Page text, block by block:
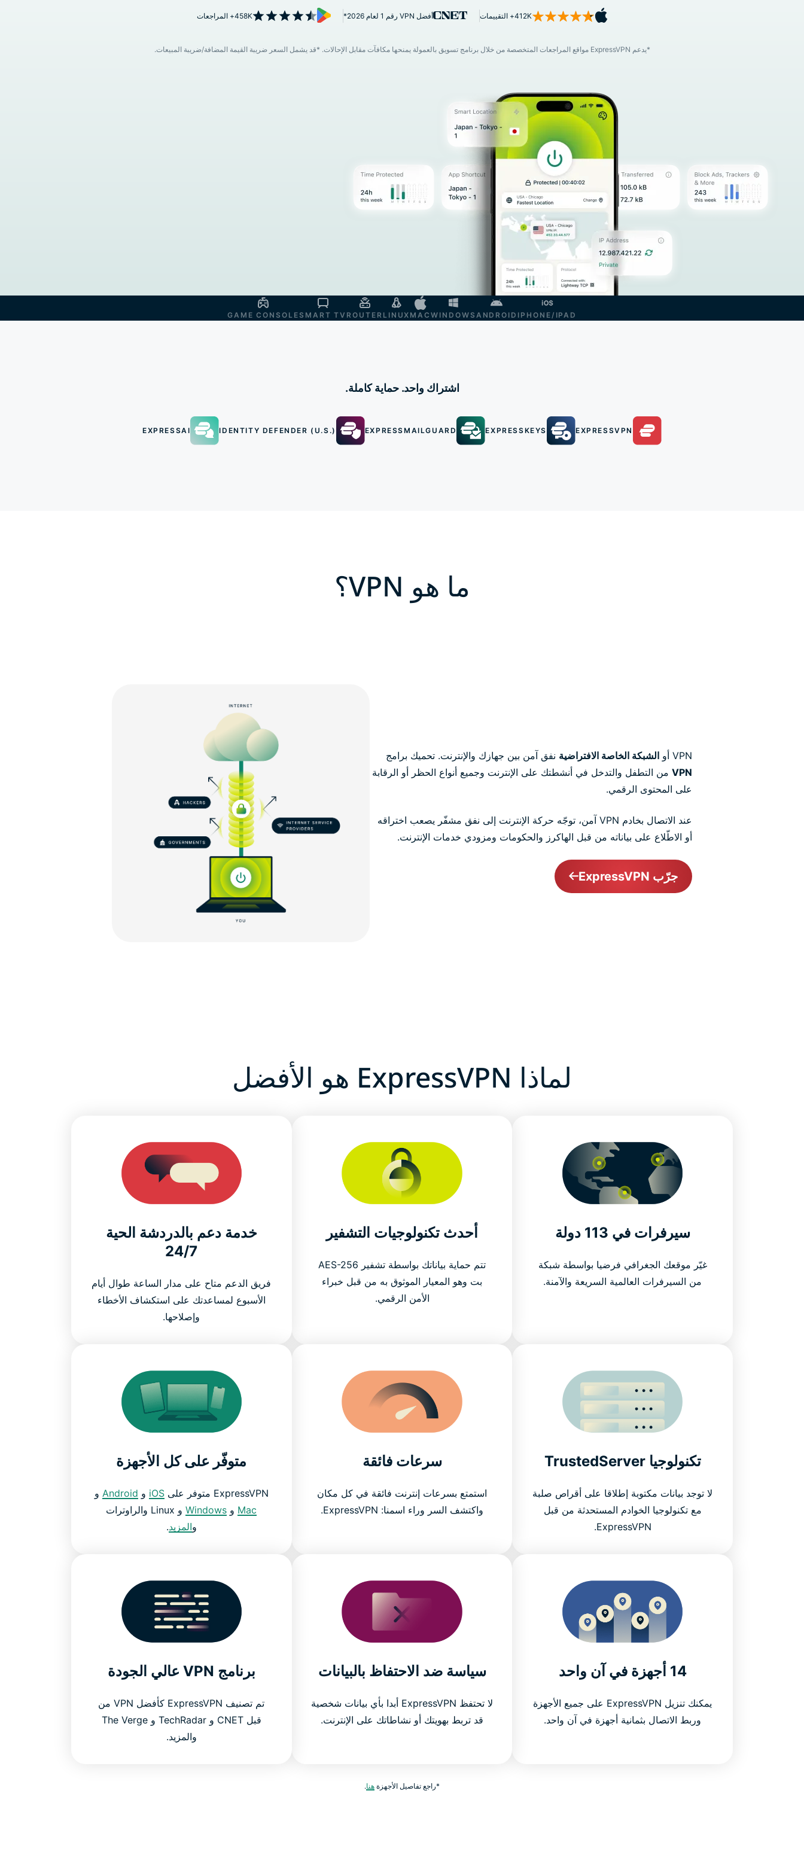
الخصوصية.
Defender
412K+ التقييمات أفضل VPN رقم 1 لعام 2026* 458K+ المراجعات
*يدعم ExpressVPN مواقع المراجعات المتخصصة من خلال برنامج تسويق بالعمولة يمنحها مكافآت مقابل الإحالات. *قد يشمل السعر ضريبة القيمة المضافة/ضريبة المبيعات.
IPHONE/IPAD
ANDROID
WINDOWS
MAC
LINUX
ROUTER
SMART TV
GAME CONSOLE
اشتراك واحد. حماية كاملة.
EXPRESSVPN
EXPRESSKEYS
EXPRESSMAILGUARD
IDENTITY DEFENDER (U.S.)
EXPRESSAI
ما هو VPN؟
VPN أو الشبكة الخاصة الافتراضية نفق آمن بين جهازك والإنترنت. تحميك برامج
VPN من التطفل والتدخل في أنشطتك على الإنترنت وجميع أنواع الحظر أو الرقابة
على المحتوى الرقمي.
عند الاتصال بخادم VPN آمن، توجّه حركة الإنترنت إلى نفق مشفّر يصعب اختراقه
أو الاطّلاع على بياناته من قبل الهاكرز والحكومات ومزودي خدمات الإنترنت.
جرّب ExpressVPN
لماذا ExpressVPN هو الأفضل
سيرفرات في 113 دولة
غيّر موقعك الجغرافي فرضيا بواسطة شبكة
من السيرفرات العالمية السريعة والآمنة.
أحدث تكنولوجيات التشفير
تتم حماية بياناتك بواسطة تشفير AES-256
بت وهو المعيار الموثوق به من قبل خبراء
الأمن الرقمي.
خدمة دعم بالدردشة الحية
24/7
فريق الدعم متاح على مدار الساعة طوال أيام
الأسبوع لمساعدتك على استكشاف الأخطاء
وإصلاحها.
تكنولوجيا TrustedServer
لا توجد بيانات مكتوبة إطلاقا على أقراص صلبة
مع تكنولوجيا الخوادم المستحدثة من قبل
ExpressVPN.
سرعات فائقة
استمتع بسرعات إنترنت فائقة في كل مكان
واكتشف السر وراء اسمنا: ExpressVPN.
متوفّر على كل الأجهزة
ExpressVPN متوفر على iOS و Android و
Mac و Windows
و Linux والراوترات
والمزيد.
14 أجهزة في آن واحد
يمكنك تنزيل ExpressVPN على جميع الأجهزة
وربط الاتصال بثمانية أجهزة في آن واحد.
سياسة ضد الاحتفاظ بالبيانات
لا تحتفظ ExpressVPN أبدا بأي بيانات شخصية
قد تربط بهويتك أو نشاطاتك على الإنترنت.
برنامج VPN عالي الجودة
تم تصنيف ExpressVPN كأفضل VPN من
قبل CNET و TechRadar و The Verge
والمزيد.
*راجع تفاصيل الأجهزة هنا.